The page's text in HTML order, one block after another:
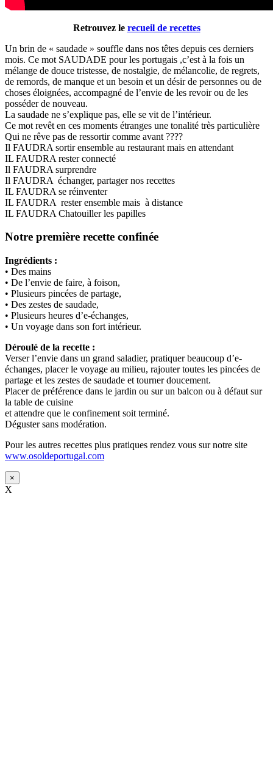
Retrouvez le recueil de recettes
Un brin de « saudade » souffle dans nos têtes depuis ces derniers
mois. Ce mot SAUDADE pour les portugais ,c’est à la fois un
mélange de douce tristesse, de nostalgie, de mélancolie, de regrets,
de remords, de manque et un besoin et un désir de personnes ou de
choses éloignées, accompagné de l’envie de les revoir ou de les
posséder de nouveau.
La saudade ne s’explique pas, elle se vit de l’intérieur.
Ce mot revêt en ces moments étranges une tonalité très particulière
Qui ne rêve pas de ressortir comme avant ????
Il FAUDRA sortir ensemble au restaurant mais en attendant
IL FAUDRA rester connecté
Il FAUDRA surprendre
Il FAUDRA échanger, partager nos recettes
IL FAUDRA se réinventer
IL FAUDRA rester ensemble mais à distance
IL FAUDRA Chatouiller les papilles
Notre première recette confinée
Ingrédients :
• Des mains
• De l’envie de faire, à foison,
• Plusieurs pincées de partage,
• Des zestes de saudade,
• Plusieurs heures d’e-échanges,
• Un voyage dans son fort intérieur.
Déroulé de la recette :
Verser l’envie dans un grand saladier, pratiquer beaucoup d’e-
échanges, placer le voyage au milieu, rajouter toutes les pincées de
partage et les zestes de saudade et tourner doucement.
Placer de préférence dans le jardin ou sur un balcon ou à défaut sur
la table de cuisine
et attendre que le confinement soit terminé.
Déguster sans modération.
Pour les autres recettes plus pratiques rendez vous sur notre site
www.osoldeportugal.com
×
X